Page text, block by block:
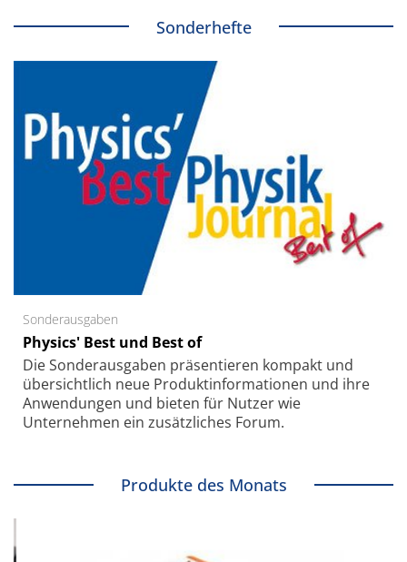
Sonderhefte
Sonderausgaben
Physics' Best und Best of
Die Sonder­ausgaben präsentieren kompakt und
übersichtlich neue Produkt­informationen und ihre
Anwendungen und bieten für Nutzer wie
Unternehmen ein zusätzliches Forum.
Produkte des Monats